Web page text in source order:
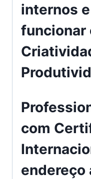
internos
funcionar
com
endereço